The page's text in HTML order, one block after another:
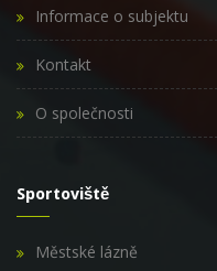
Informace o subjektu
Kontakt
O společnosti
Sportoviště
Městské lázně